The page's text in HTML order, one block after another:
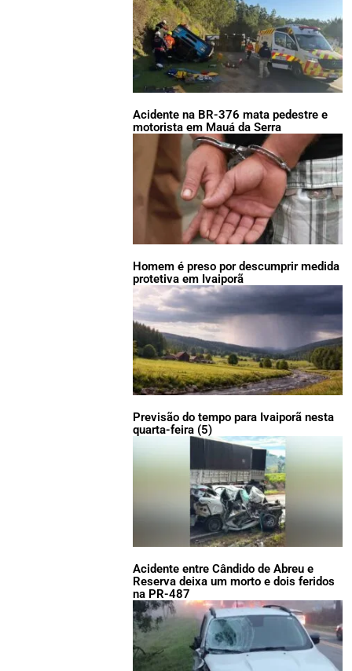
Acidente na BR-376 mata pedestre e
motorista em Mauá da Serra
Homem é preso por descumprir medida
protetiva em Ivaiporã
Previsão do tempo para Ivaiporã nesta
quarta-feira (5)
Acidente entre Cândido de Abreu e
Reserva deixa um morto e dois feridos
na PR-487